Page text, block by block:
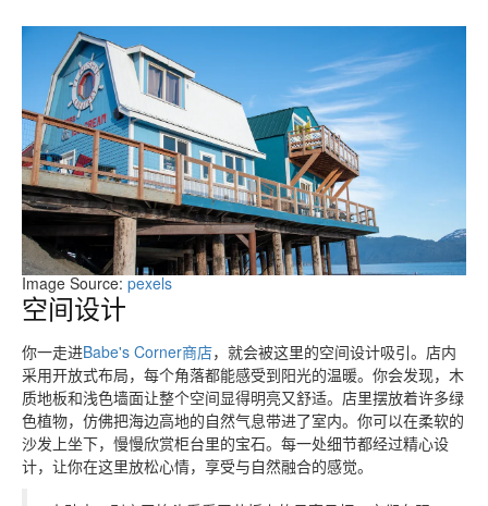
Image Source: pexels
空间设计
你一走进Babe's Corner商店，就会被这里的空间设计吸引。店内
采用开放式布局，每个角落都能感受到阳光的温暖。你会发现，木
质地板和浅色墙面让整个空间显得明亮又舒适。店里摆放着许多绿
色植物，仿佛把海边高地的自然气息带进了室内。你可以在柔软的
沙发上坐下，慢慢欣赏柜台里的宝石。每一处细节都经过精心设
计，让你在这里放松心情，享受与自然融合的感觉。